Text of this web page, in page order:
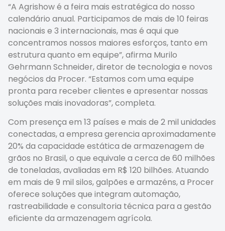
“A Agrishow é a feira mais estratégica do nosso
calendário anual. Participamos de mais de 10 feiras
nacionais e 3 internacionais, mas é aqui que
concentramos nossos maiores esforços, tanto em
estrutura quanto em equipe”, afirma Murilo
Gehrmann Schneider, diretor de tecnologia e novos
negócios da Procer. “Estamos com uma equipe
pronta para receber clientes e apresentar nossas
soluções mais inovadoras”, completa.
Com presença em 13 países e mais de 2 mil unidades
conectadas, a empresa gerencia aproximadamente
20% da capacidade estática de armazenagem de
grãos no Brasil, o que equivale a cerca de 60 milhões
de toneladas, avaliadas em R$ 120 bilhões. Atuando
em mais de 9 mil silos, galpões e armazéns, a Procer
oferece soluções que integram automação,
rastreabilidade e consultoria técnica para a gestão
eficiente da armazenagem agrícola.